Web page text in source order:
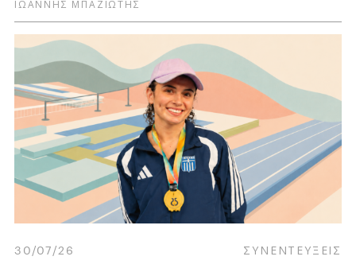
30/07/26 ΣΥΝΕΝΤΕΥΞΕΙΣ